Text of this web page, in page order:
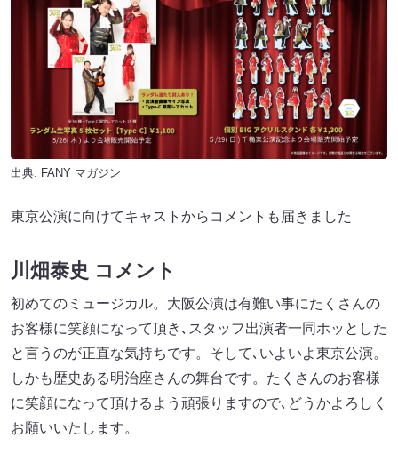
出典: FANY マガジン
東京公演に向けてキャストからコメントも届きました
川畑泰史 コメント
初めてのミュージカル。大阪公演は有難い事にたくさんの
お客様に笑顔になって頂き､スタッフ出演者一同ホッとした
と言うのが正直な気持ちです。そして､いよいよ東京公演。
しかも歴史ある明治座さんの舞台です。たくさんのお客様
に笑顔になって頂けるよう頑張りますので､どうかよろしく
お願いいたします。